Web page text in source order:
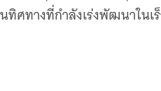
ศทางที่กำลังเร่งพัฒนาใน